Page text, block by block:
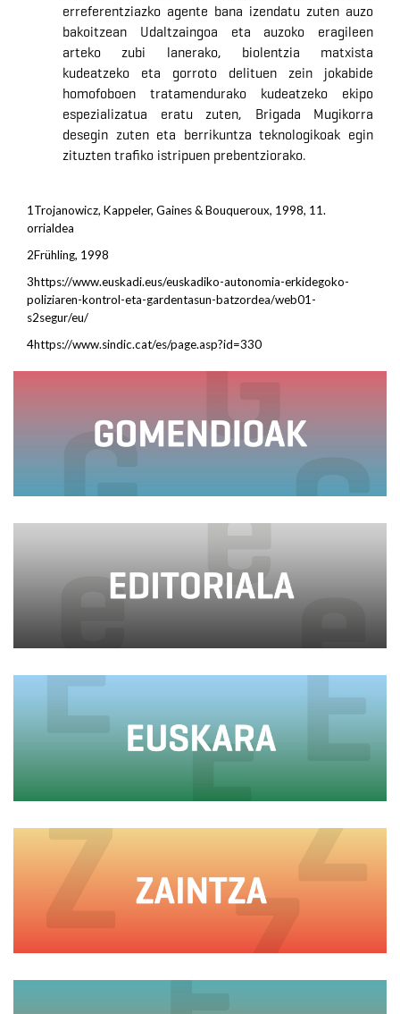
erreferentziazko agente bana izendatu zuten auzo
bakoitzean Udaltzaingoa eta auzoko eragileen
arteko zubi lanerako, biolentzia matxista
kudeatzeko eta gorroto delituen zein jokabide
homofoboen tratamendurako kudeatzeko ekipo
espezializatua eratu zuten, Brigada Mugikorra
desegin zuteneta berrikuntza teknologikoak egin
zituzten trafiko istripuen prebentziorako.
1 Trojanowicz, Kappeler, Gaines & Bouqueroux, 1998, 11.
orrialdea
2Frühling, 1998
3https://www.euskadi.eus/euskadiko-autonomia-erkidegoko-
poliziaren-kontrol-eta-gardentasun-batzordea/web01-
s2segur/eu/
4https://www.sindic.cat/es/page.asp?id=330